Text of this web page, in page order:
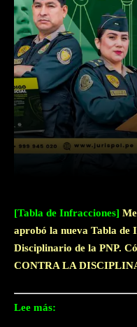
[Tabla de Infracciones]
aprobó la nueva Tabla de
Disciplinario de la PNP.
CONTRA LA
Lee más: